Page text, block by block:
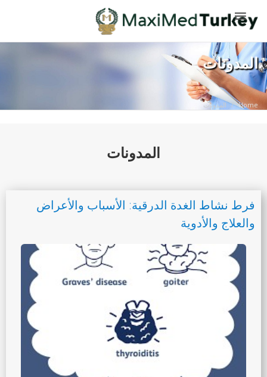
المدونات
Home المدونات
المدونات
فرط نشاط الغدة الدرقية: الأسباب والأعراض
والعلاج والأدوية